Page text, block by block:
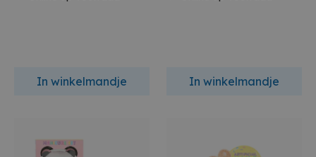
In winkelmandje In winkelmandje